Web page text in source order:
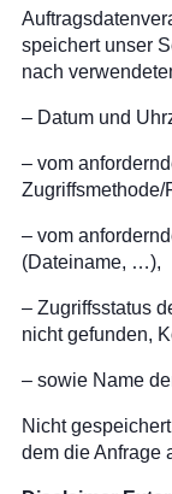
speichert unser
nach
– Datum und
– vom
Zugriffsmethode/
– vom
(Dateiname, …),
– Zugriffsstatus
nicht gefunden,
– sowie Name
Nicht
dem die Anfrage